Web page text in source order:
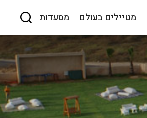
מטיילים בעולם מסעדות